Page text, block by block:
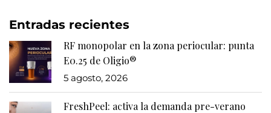
Entradas recientes
RF monopolar en la zona periocular: punta
E0.25 de Oligio®
5 agosto, 2026
FreshPeel: activa la demanda pre-verano